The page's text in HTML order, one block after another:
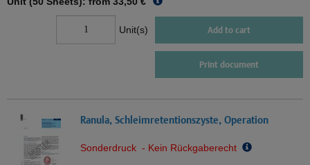
Unit(s) Add to cart
Print document
Ranula, Schleimretentionszyste, Operation
Sonderdruck - Kein Rückgaberecht